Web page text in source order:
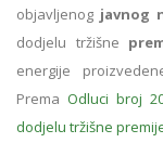
objavljenog javnog
dodjelu tržišne
energije
Prema Odluci broj
dodjelu tržišne